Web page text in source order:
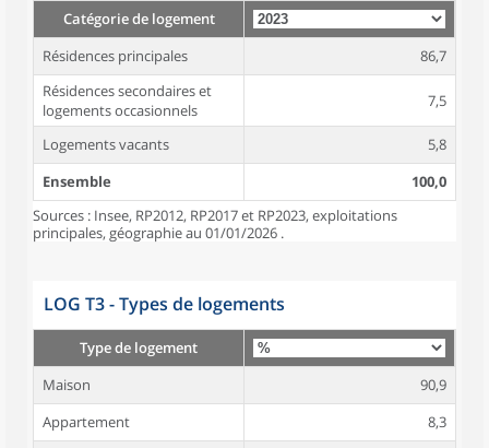
Catégorie de logement
Résidences principales
86,7
Résidences secondaires et
logements occasionnels
7,5
Logements vacants
5,8
Ensemble
100,0
Sources : Insee, RP2012, RP2017 et RP2023, exploitations
principales, géographie au 01/01/2026 .
LOG T3 - Types de logements
Type de logement
Maison
90,9
Appartement
8,3